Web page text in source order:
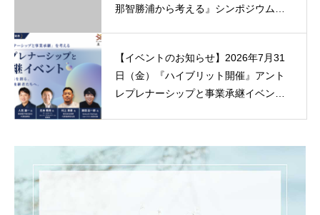
那智勝浦から考える』シンポジウムを
【イベントのお知らせ】2026年7月31
日（金）『ハイブリット開催』アント
レプレナーシップと事業承継イベント